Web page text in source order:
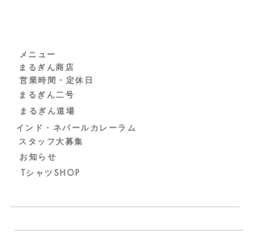
メニュー
まるぎん商店
営業時間・定休日
まるぎん二号
まるぎん道場
インド・ネパールカレーラム
スタッフ大募集
お知らせ
TシャツSHOP